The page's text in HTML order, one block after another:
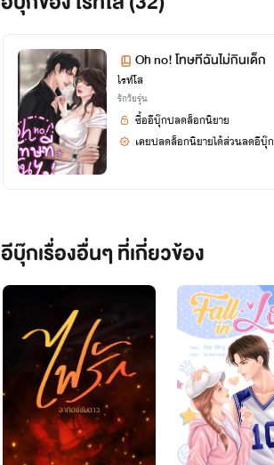
Oh no! โทษทีฉันไม่กินเด็ก
ไรท์โส
รักวัยรุ่น
ซื้ออีบุ๊กปลดล็อกนิยาย
เคยปลดล็อกนิยายได้ส่วนลดอีบุ๊ก
อีบุ๊กเรื่องอื่นๆ ที่เกี่ยวข้อง